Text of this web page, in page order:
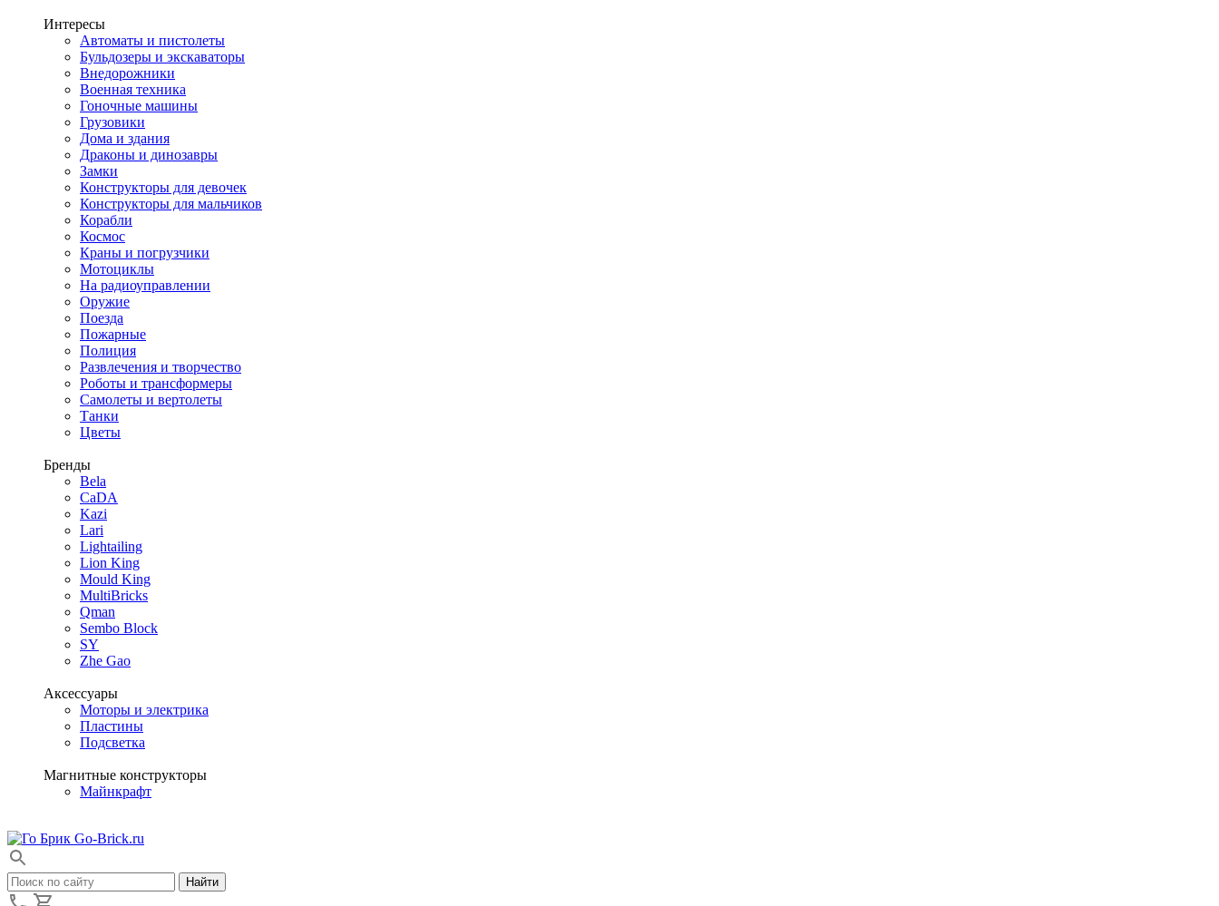
Интересы
Автоматы и пистолеты
Бульдозеры и экскаваторы
Внедорожники
Военная техника
Гоночные машины
Грузовики
Дома и здания
Драконы и динозавры
Замки
Конструкторы для девочек
Конструкторы для мальчиков
Корабли
Космос
Краны и погрузчики
Мотоциклы
На радиоуправлении
Оружие
Поезда
Пожарные
Полиция
Развлечения и творчество
Роботы и трансформеры
Самолеты и вертолеты
Танки
Цветы
Бренды
Bela
CaDA
Kazi
Lari
Lightailing
Lion King
Mould King
MultiBricks
Qman
Sembo Block
SY
Zhe Gao
Аксессуары
Моторы и электрика
Пластины
Подсветка
Магнитные конструкторы
Майнкрафт
Go-Brick.ru